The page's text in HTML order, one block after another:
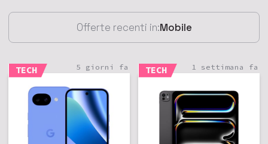
Offerte recenti in:Mobile
TECH 5 giorni fa TECH 1 settimana fa